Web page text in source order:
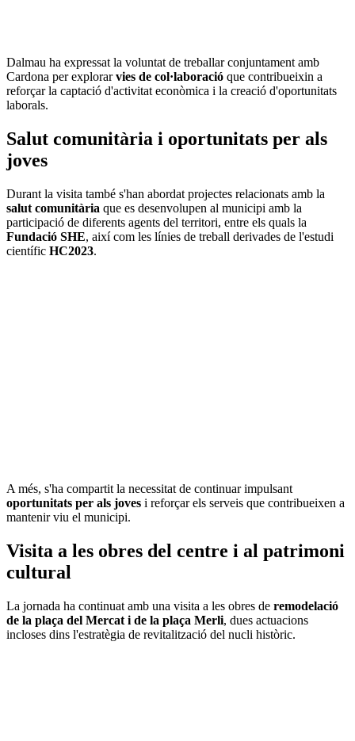
Dalmau ha expressat la voluntat de treballar conjuntament amb
Cardona per explorarvies de col·laboració que contribueixin a
reforçar la captació d'activitat econòmica i la creació d'oportunitats
laborals.
Salut comunitària i oportunitats per als
joves
Durant la visita també s'han abordat projectes relacionats amb la
salut comunitària que es desenvolupen al municipi amb la
participació de diferents agents del territori, entre els quals la
Fundació SHE, així com les línies de treball derivades de l'estudi
científic HC2023.
A més, s'ha compartit la necessitat de continuar impulsant
oportunitats per als joves i reforçar els serveis que contribueixen a
mantenir viu el municipi.
Visita a les obres del centre i al patrimoni
cultural
La jornada ha continuat amb una visita a les obres de remodelació
de la plaça del Mercat i de la plaça Merli, dues actuacions
incloses dins l'estratègia de revitalització del nucli històric.